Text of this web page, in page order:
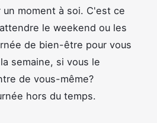
moment à soi. C'est ce
le weekend ou les
de bien-être pour vous
semaine, si vous le
de vous-même?
hors du temps.